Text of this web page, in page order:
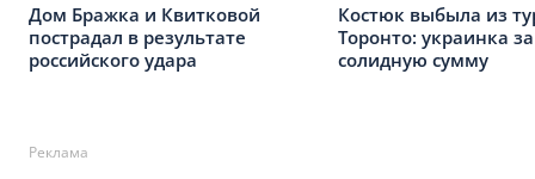
Дом Бражка и Квитковой
пострадал в результате
российского удара
Костюк выбыла из
Торонто: украинка
солидную сумму
Реклама